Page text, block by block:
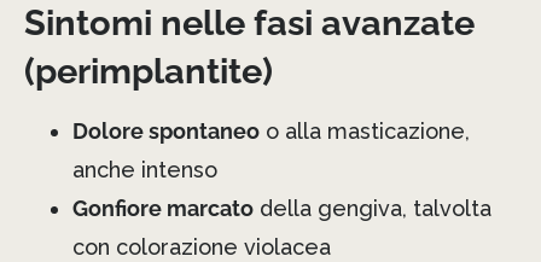
Sintomi nelle fasi avanzate
(perimplantite)
Dolore spontaneo o alla masticazione,
anche intenso
Gonfiore marcato della gengiva, talvolta
con colorazione violacea